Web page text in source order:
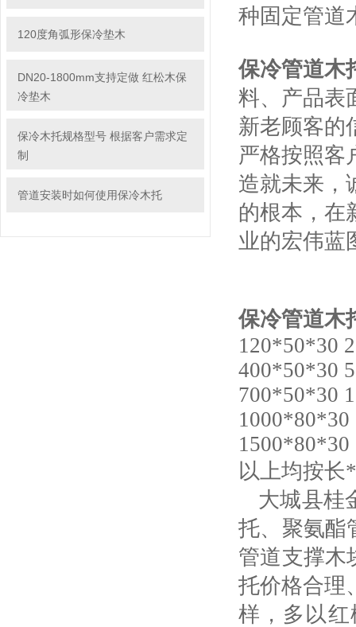
120度角弧形保冷垫木
DN20-1800mm支持定做 红松木保
冷垫木
保冷木托规格型号 根据客户需求定
制
管道安装时如何使用保冷木托
种固定管道
保冷管道木
料、产品表
新老顾客的
严格按照客
造就未来，
的根本，在
业的宏伟蓝
保冷管道木
120*50*30
400*50*30
700*50*30
以上均按长
大城县桂
托、聚氨酯
管道支撑木
托价格合理
样，多以